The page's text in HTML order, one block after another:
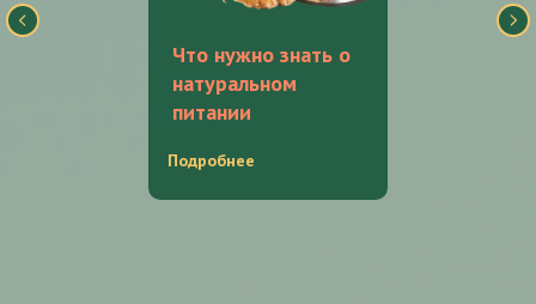
Что нужно знать о
натуральном
питании
Подробнее